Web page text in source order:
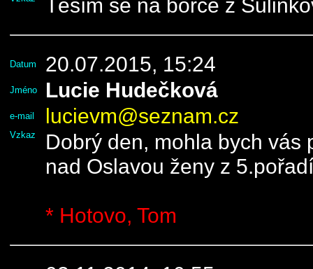
Těším se na borce z
Datum 20.07.2015, 15:24
Jméno Lucie Hudečková
e-mail lucievm@seznam.cz
Vzkaz
Dobrý den, mohla bych vás
nad Oslavou ženy z
* Hotovo, Tom